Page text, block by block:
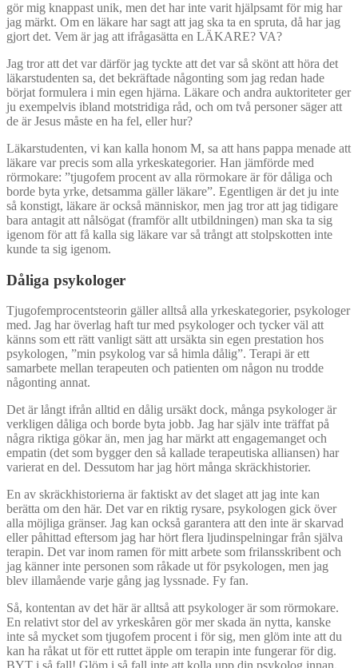
gör mig knappast unik, men det har inte varit hjälpsamt för mig har
jag märkt. Om en läkare har sagt att jag ska ta en spruta, då har jag
gjort det. Vem är jag att ifrågasätta en LÄKARE? VA?
Jag tror att det var därför jag tyckte att det var så skönt att höra det
läkarstudenten sa, det bekräftade någonting som jag redan hade
börjat formulera i min egen hjärna. Läkare och andra auktoriteter ger
ju exempelvis ibland motstridiga råd, och om två personer säger att
de är Jesus måste en ha fel, eller hur?
Läkarstudenten, vi kan kalla honom M, sa att hans pappa menade att
läkare var precis som alla yrkeskategorier. Han jämförde med
rörmokare: ”tjugofem procent av alla rörmokare är för dåliga och
borde byta yrke, detsamma gäller läkare”. Egentligen är det ju inte
så konstigt, läkare är också människor, men jag tror att jag tidigare
bara antagit att nålsögat (framför allt utbildningen) man ska ta sig
igenom för att få kalla sig läkare var så trångt att stolpskotten inte
kunde ta sig igenom.
Dåliga psykologer
Tjugofemprocentsteorin gäller alltså alla yrkeskategorier, psykologer
med. Jag har överlag haft tur med psykologer och tycker väl att
känns som ett rätt vanligt sätt att ursäkta sin egen prestation hos
psykologen, ”min psykolog var så himla dålig”. Terapi är ett
samarbete mellan terapeuten och patienten om någon nu trodde
någonting annat.
Det är långt ifrån alltid en dålig ursäkt dock, många psykologer är
verkligen dåliga och borde byta jobb. Jag har själv inte träffat på
några riktiga gökar än, men jag har märkt att engagemanget och
empatin (det som bygger den så kallade terapeutiska alliansen) har
varierat en del. Dessutom har jag hört många skräckhistorier.
En av skräckhistorierna är faktiskt av det slaget att jag inte kan
berätta om den här. Det var en riktig rysare, psykologen gick över
alla möjliga gränser. Jag kan också garantera att den inte är skarvad
eller påhittad eftersom jag har hört flera ljudinspelningar från själva
terapin. Det var inom ramen för mitt arbete som frilansskribent och
jag känner inte personen som råkade ut för psykologen, men jag
blev illamående varje gång jag lyssnade. Fy fan.
Så, kontentan av det här är alltså att psykologer är som rörmokare.
En relativt stor del av yrkeskåren gör mer skada än nytta, kanske
inte så mycket som tjugofem procent i för sig, men glöm inte att du
kan ha råkat ut för ett ruttet äpple om terapin inte fungerar för dig.